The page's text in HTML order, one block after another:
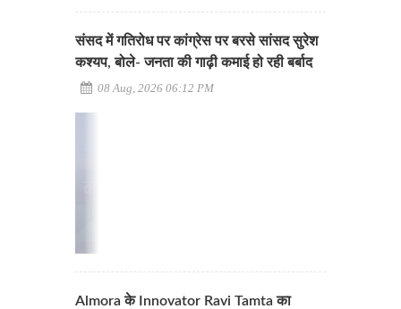
संसद में गतिरोध पर कांग्रेस पर बरसे सांसद सुरेश
कश्यप, बोले- जनता की गाढ़ी कमाई हो रही बर्बाद
08 Aug, 2026 06:12 PM
Almora के Innovator Ravi Tamta का